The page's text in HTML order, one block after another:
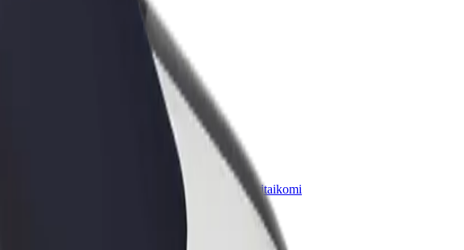
„Bolt for Business“
Atskirų įmonių poreikiams pritaikomi
„Bolt“ produktai ir paslaugos